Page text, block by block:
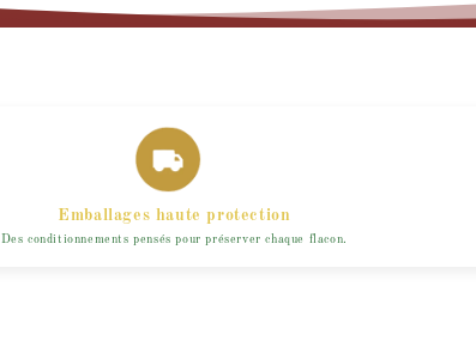
Emballages haute protection
Des conditionnements pensés pour préserver chaque flacon.